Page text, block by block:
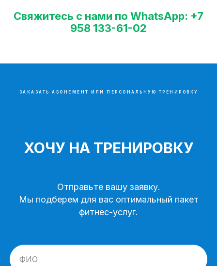
Свяжитесь с нами по WhatsApp: +7
958 133-61-02
ЗАКАЗАТЬ АБОНЕМЕНТ ИЛИ ПЕРСОНАЛЬНУЮ ТРЕНИРОВКУ
ХОЧУ НА ТРЕНИРОВКУ
Отправьте вашу заявку.
Мы подберем для вас оптимальный пакет
фитнес-услуг.